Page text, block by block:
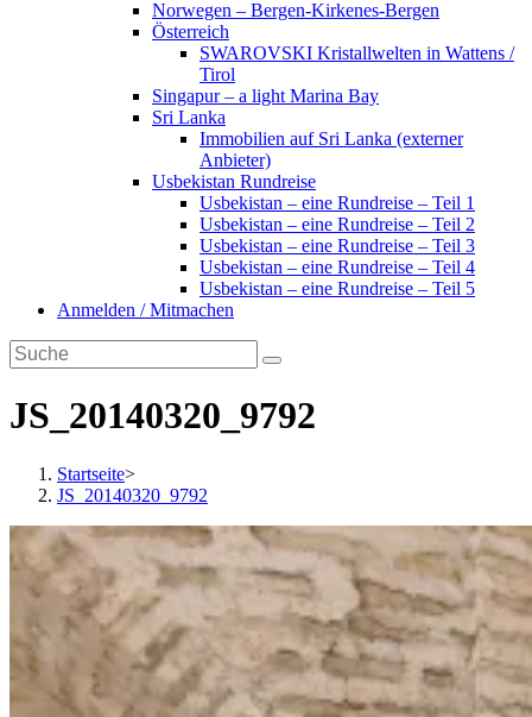
Norwegen – Bergen-Kirkenes-Bergen
Österreich
SWAROVSKI Kristallwelten in Wattens /
Tirol
Singapur – a light Marina Bay
Sri Lanka
Immobilien auf Sri Lanka (externer
Anbieter)
Usbekistan Rundreise
Usbekistan – eine Rundreise – Teil 1
Usbekistan – eine Rundreise – Teil 2
Usbekistan – eine Rundreise – Teil 3
Usbekistan – eine Rundreise – Teil 4
Usbekistan – eine Rundreise – Teil 5
Anmelden / Mitmachen
JS_20140320_9792
Startseite>
JS_20140320_9792